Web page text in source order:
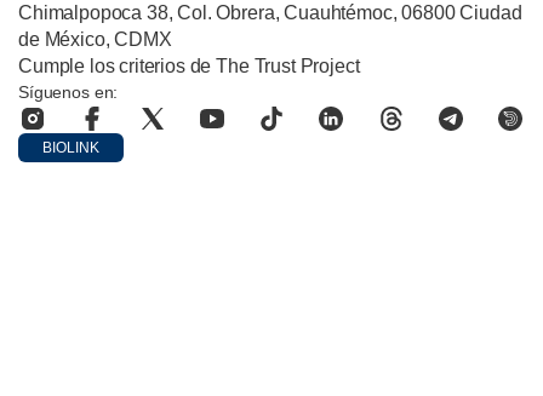
Chimalpopoca 38, Col. Obrera, Cuauhtémoc, 06800 Ciudad
de México, CDMX
Cumple los criterios de The Trust Project
Síguenos en:
BIOLINK